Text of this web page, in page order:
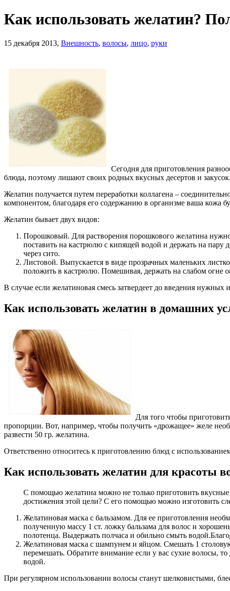
Как использовать желатин?
15 декабря 2013, Внешность, волосы, лицо, руки
Сегодня для приготовления
блюда, поэтому лишают своих родных вкусных десертов и
Желатин получается путем переработки коллагена –
компонентом, благодаря его содержанию в организме ваша кожа
Желатин бывает двух видов:
Порошковый. Для растворения порошкового желатина
поставить на кастрюлю с кипящей водой и держать на пару
через сито.
Листовой. Выпускается в виде прозрачных маленьких
положить в кастрюлю. Помешивая, держать на слабом огне
В случае если желатиновая смесь затвердеет до введения нужных
Как использовать желатин в домашних
Для того чтобы
пропорции. Вот, например, чтобы получить «дрожащее» желе
развести 50 гр. желатина.
Ответственно относитесь к приготовлению блюд с
Как использовать желатин для красоты
С помощью желатина можно не только приготовить вкусные
достижения этой цели? С его помощью можно изготовить
Желатиновая маска с бальзамом. Для ее приготовления
полученную массу 1 ст. ложку бальзама для волос и
полотенца. Выдержать полчаса и обильно смыть
Желатиновая маска с шампунем и яйцом. Смешать 1
перемешать. Обратите внимание если у вас сухие волосы,
водой.
При регулярном использовании волосы станут шелковистыми,